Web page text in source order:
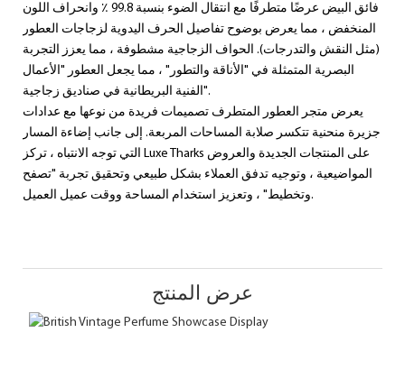
فائق البيض عرضًا متطرفًا مع انتقال الضوء بنسبة 99.8 ٪ وانحراف اللون
المنخفض ، مما يعرض بوضوح تفاصيل الحرف اليدوية لزجاجات العطور
(مثل النقش والتدرجات). الحواف الزجاجية مشطوفة ، مما يعزز التجربة
البصرية المتمثلة في "الأناقة والتطور" ، مما يجعل العطور "الأعمال
الفنية البريطانية في صناديق زجاجية".
يعرض متجر العطور المتطرف تصميمات فريدة من نوعها مع عدادات
جزيرة منحنية تتكسر صلابة المساحات المربعة. إلى جانب إضاءة المسار
التي توجه الانتباه ، تركز Luxe Tharks على المنتجات الجديدة والعروض
المواضيعية ، وتوجيه تدفق العملاء بشكل طبيعي وتحقيق تجربة "تصفح
وتخطيط" ، وتعزيز استخدام المساحة ووقت عميل العميل.
عرض المنتج